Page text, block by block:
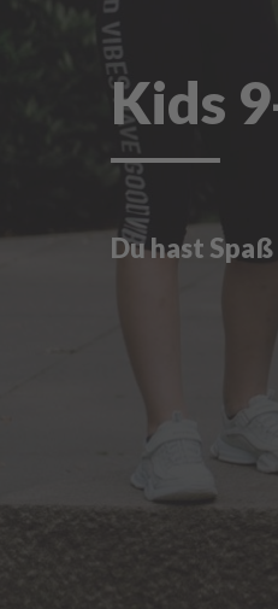
Kids
Du hast